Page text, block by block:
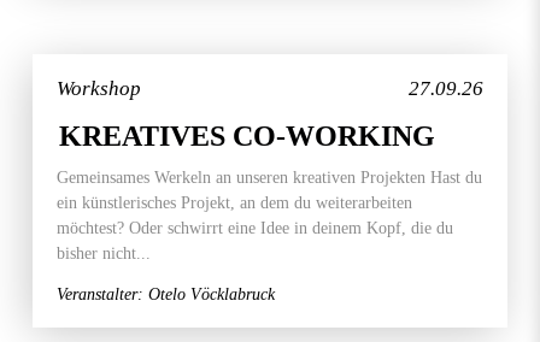
27.09.26
Workshop
KREATIVES CO-WORKING
Gemeinsames Werkeln an unseren kreativen Projekten Hast du
ein künstlerisches Projekt, an dem du weiterarbeiten
möchtest? Oder schwirrt eine Idee in deinem Kopf, die du
bisher nicht...
Veranstalter: Otelo Vöcklabruck